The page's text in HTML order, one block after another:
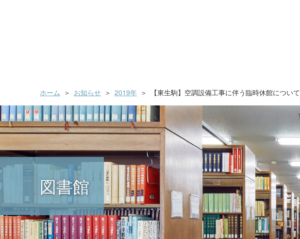
ホーム お知らせ 2019年 【東生駒】空調設備工事に伴う臨時休館について
図書館